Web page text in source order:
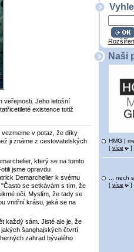
veřejnosti. Jeho letošní
existence totiž
v potaz, že díky
ji známe z cestovatelských
který se na tomto
jsme opravdu
Demarchelier k svému
se setkávám s tím, že
oči. Myslím, že tady se
vnitřní krásu, jaká se na
každý sám. Jisté ale je, že
jakých šanghajských čtvrtí
zahrad bývalého
Naši
HMG |
[ více ]
... nech
[ více ]